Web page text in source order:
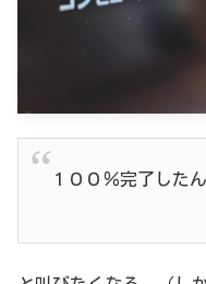
１００％完了した